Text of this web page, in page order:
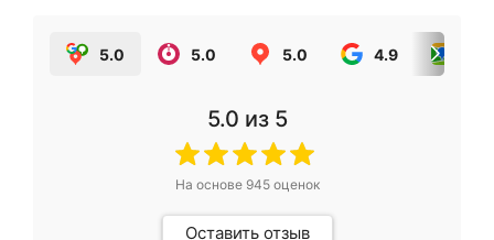
5.0 5.0 5.0 4.9
5.0 из 5
На основе 945оценок
Оставить отзыв